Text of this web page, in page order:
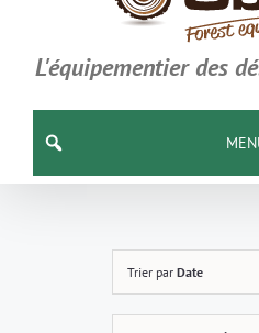
L'équipementier des
Trier par Date